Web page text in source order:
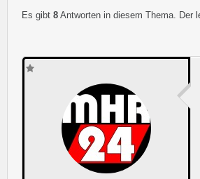
Es gibt 8 Antworten in diesem Thema. Der